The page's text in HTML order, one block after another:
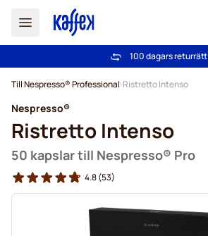
Fri frakt över 499 kr
100 dagars returrätt
Till Nespresso® Professional Ristretto Intenso
Nespresso®
Ristretto Intenso
50 kapslar till Nespresso® Pro
4.8(53)